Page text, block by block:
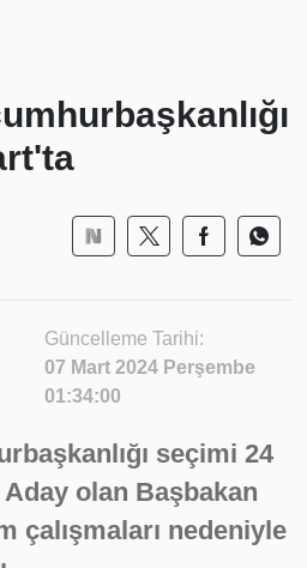
Güncelleme Tarihi:
07 Mart 2024 Perşembe
01:34:00
seçimi 24
olan Başbakan
çalışmaları nedeniyle